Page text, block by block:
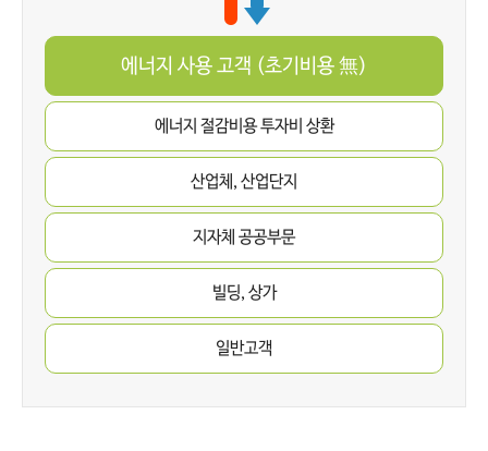
에너지 사용 고객 (초기비용 無)
에너지 절감비용투자비 상환
산업체, 산업단지
지자체 공공부문
빌딩, 상가
일반고객